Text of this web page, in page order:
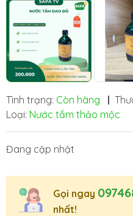
Tình trạng: Còn hàng |
Loại: Nước tắm thảo mộc
Đang cập nhật
Gọi ngay
nhất!